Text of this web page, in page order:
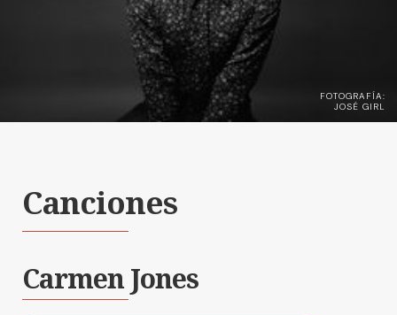
FOTOGRAFÍA:
JOSÉ GIRL
Canciones
Carmen Jones